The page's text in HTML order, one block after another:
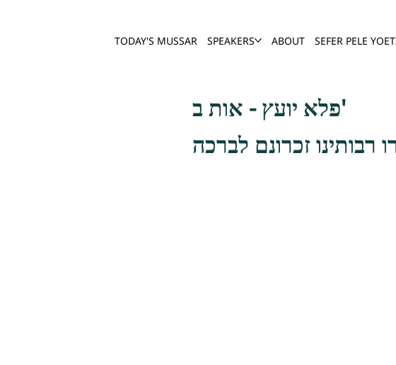
TODAY'S MUSSAR SPEAKERS ABOUT SEFER PELE
פלא יועץ - אות ב'
רבותינו זכרונם לברכה